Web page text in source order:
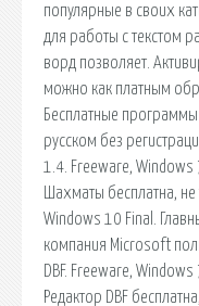
популярные в своих
для работы с текстом
ворд позволяет.
можно как платным
Бесплатные программы
русском без
1.4. Freeware, Windows
Шахматы бесплатна,
Windows 10 Final.
компания Microsoft
DBF. Freeware,
Редактор DBF